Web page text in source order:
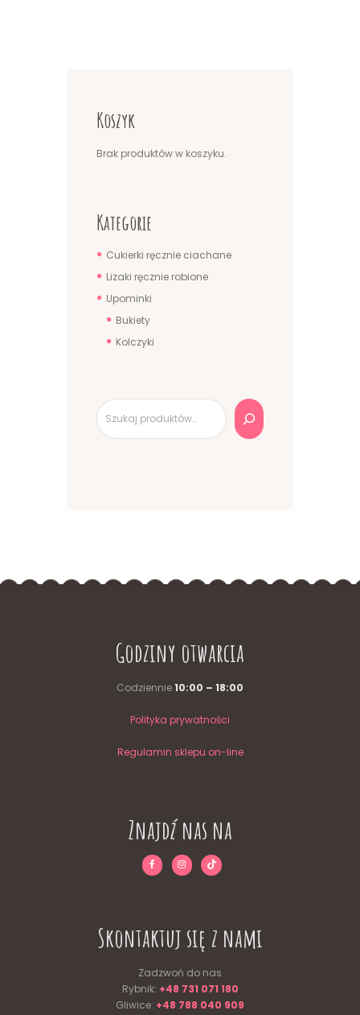
Koszyk
Brak produktów w koszyku.
Kategorie
Cukierki ręcznie ciachane
Lizaki ręcznie robione
Upominki
Bukiety
Kolczyki
Szukaj
Godziny otwarcia
Codziennie10:00 – 18:00
Polityka prywatności
Regulamin sklepu on-line
Znajdź nas na
Skontaktuj się z nami
Zadzwoń do nas
Rybnik: +48 731 071 180
Gliwice: +48 788 040 909